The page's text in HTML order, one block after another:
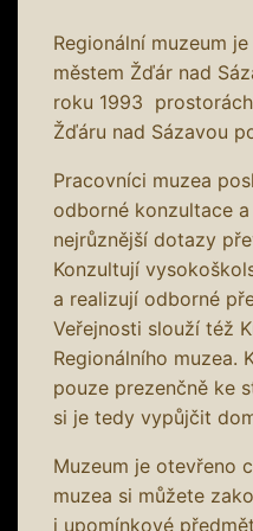
Regionální muzeum
městem Žďár nad
roku 1993
Žďáru nad Sázavou
Pracovníci muzea
odborné konzultace
nejrůznější dotazy
Konzultují
a realizují odborné
Veřejnosti slouží též
Regionálního muzea.
pouze prezenčně ke
si je tedy vypůjčit
Muzeum je otevřeno
muzea si můžete
i upomínkové